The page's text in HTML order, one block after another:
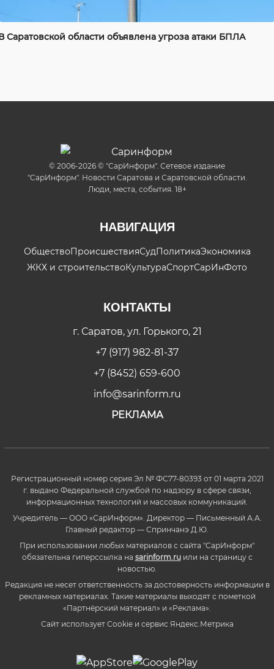
Саратовской области объявлена угроза атаки БПЛА
© 2006-2026 © "СарИнформ". Сетевое издание
"СарИнформ". Новости Саратова и Саратовской области.
Люди, места, события. 18+
НАВИГАЦИЯ
ОбществоПроисшествияСудПолитикаЭкономика
ЖКХ и строительствоКультураСпортСарИнФото
КОНТАКТЫ
г. Саратов, ул. Горького, 21
+7 (917) 982-81-37
+7 (8452) 659-600
info@sarinform.ru
РЕКЛАМА
Регистрационный номер серия Эл № ФС77-80393 от 01 марта 2021
г. выдано Федеральной службой по надзору в сфере связи,
информационных технологий и массовых коммуникаций.
Учредитель — ООО «СарИнформ». Директор — Письменный А.А.
Главный редактор — Спринчанэ Д.Ю.
При использовании любых материалов с сайта "СарИнформ"
обязательна гиперссылка на sarinform.ruили на страницу с
новостью.
Редакция не несет ответственность за достоверность информации в
рекламных материалах. Такие материалы выходят с пометкой
«Партнёрский материал» и «Реклама».
Сайт использует Cookie и сервиc Яндекс.Метрика